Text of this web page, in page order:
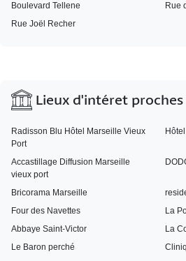
Boulevard Tellene
Rue
Rue Joël Recher
Lieux d'intéret
Radisson Blu Hôtel Marseille Vieux
Port
Accastillage Diffusion Marseille
vieux port
Bricorama Marseille
Four des Navettes
La
Abbaye Saint-Victor
La
Le Baron perché